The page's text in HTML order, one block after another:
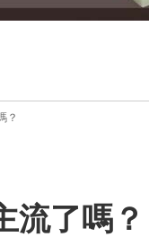
？
流了嗎？